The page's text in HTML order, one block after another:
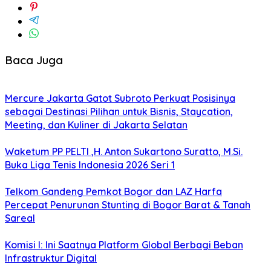
Baca Juga
Mercure Jakarta Gatot Subroto Perkuat Posisinya
sebagai Destinasi Pilihan untuk Bisnis, Staycation,
Meeting, dan Kuliner di Jakarta Selatan
Waketum PP PELTI ,H. Anton Sukartono Suratto, M.Si.
Buka Liga Tenis Indonesia 2026 Seri 1
Telkom Gandeng Pemkot Bogor dan LAZ Harfa
Percepat Penurunan Stunting di Bogor Barat & Tanah
Sareal
Komisi I: Ini Saatnya Platform Global Berbagi Beban
Infrastruktur Digital